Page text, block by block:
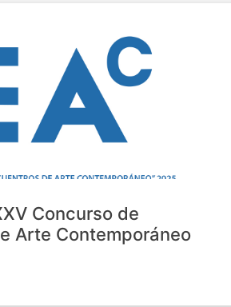
Concurso de
Arte Contemporáneo